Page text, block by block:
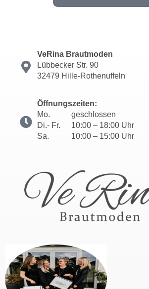
VeRina Brautmoden
Lübbecker Str. 90
32479 Hille-Rothenuffeln
Öffnungszeiten:
Mo.
geschlossen
Di.- Fr.
10:00 – 18:00 Uhr
Sa.
10:00 – 15:00 Uhr